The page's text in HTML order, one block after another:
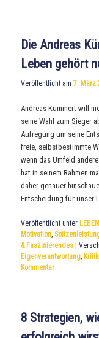
Die Andreas
Leben gehört
Veröffentlicht am7. März
Andreas Kümmert will
seine Wahl zum Sieger
Aufregung um seine
freie, selbstbestimmte
wenn das Umfeld
hat in seinem Rahmen
daher genauer
Entscheidung für unser
Veröffentlicht unter
Motivation,
& Faszinierendes |
Eigenverantwortung, Kritik
Kommentar
8 Strategien,